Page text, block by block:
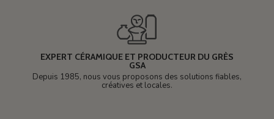
EXPERT CÉRAMIQUE ET PRODUCTEUR DU GRÈS
GSA
Depuis 1985, nous vous proposons des solutions fiables,
créatives et locales.